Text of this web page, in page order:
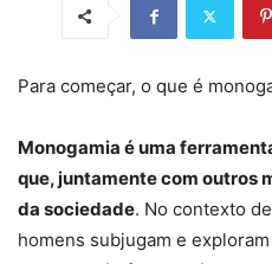
Para começar, o que é
Monogamia é uma
que, juntamente com outros
da sociedade. No contexto
homens subjugam e